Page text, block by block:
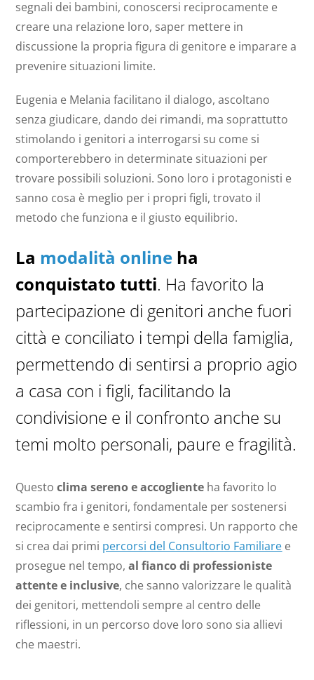
segnali dei bambini, conoscersi reciprocamente e
creare una relazione loro, saper mettere in
discussione la propria figura di genitore e imparare a
prevenire situazioni limite.
Eugenia e Melania facilitano il dialogo, ascoltano
senza giudicare, dando dei rimandi, ma soprattutto
stimolando i genitori a interrogarsi su come si
comporterebbero in determinate situazioni per
trovare possibili soluzioni. Sono loro i protagonisti e
sanno cosa è meglio per i propri figli, trovato il
metodo che funziona e il giusto equilibrio.
La modalità online ha
conquistato tutti. Ha favorito la
partecipazione di genitori anche fuori
città e conciliato i tempi della famiglia,
permettendo di sentirsi a proprio agio
a casa con i figli, facilitando la
condivisione e il confronto anche su
temi molto personali, paure e fragilità.
Questoclima sereno e accogliente ha favorito lo
scambio fra i genitori, fondamentale per sostenersi
reciprocamente e sentirsi compresi. Un rapporto che
si crea dai primi percorsi del Consultorio Familiare e
prosegue nel tempo,al fianco di professioniste
attente e inclusive, che sanno valorizzare le qualità
dei genitori, mettendoli sempre al centro delle
riflessioni, in un percorso dove loro sono sia allievi
che maestri.